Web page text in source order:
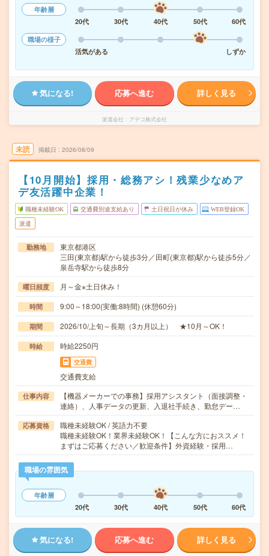
年齢層
20代
30代 40代 50代
60代
職場の様子
活気がある
しずか
気になる! 応募へ進む 詳しく見る
派遣会社 アデコ株式会社
未読 掲載日 2026/08/09
【10月開始】採用・総務アシ！残業少なめア
デ友活躍中企業！
職種未経験OK 交通費別途支給あり 土日祝日が休み WEB登録OK
派遣
勤務地
東京都港区
三田(東京都)駅から徒歩3分／田町(東京都)駅から徒歩5分／
泉岳寺駅から徒歩8分
曜日頻度 月～金※土日休み！
時間 9:00～18:00(実働:8時間) (休憩60分)
期間 2026/10/上旬～長期（3カ月以上） ★10月～OK！
時給 時給2250円
交通費
交通費支給
仕事内容
【機器メーカーでの事務】採用アシスタント（面接調整・
連絡）、人事データの更新、入退社手続き、勤怠デー…
応募資格
職種未経験OK / 英語力不要
職種未経験OK！業界未経験OK！【こんな方におススメ！
まずはご応募ください／歓迎条件】外資経験・採用…
職場の雰囲気
年齢層
20代
30代 40代 50代 60代
気になる! 応募へ進む 詳しく見る